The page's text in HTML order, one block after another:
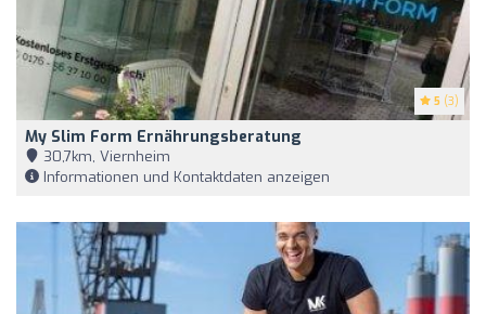
5 (3)
My Slim Form Ernährungsberatung
30,7km, Viernheim
Informationen und Kontaktdaten anzeigen